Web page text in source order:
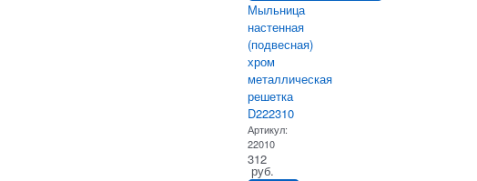
Мыльница
настенная
(подвесная)
хром
металлическая
решетка
D222310
Артикул:
22010
312
руб.